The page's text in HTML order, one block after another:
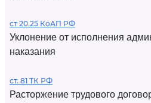
ст 20.25 КоАП РФ
Уклонение от исполнения
наказания
ст. 81 ТК РФ
Расторжение трудового